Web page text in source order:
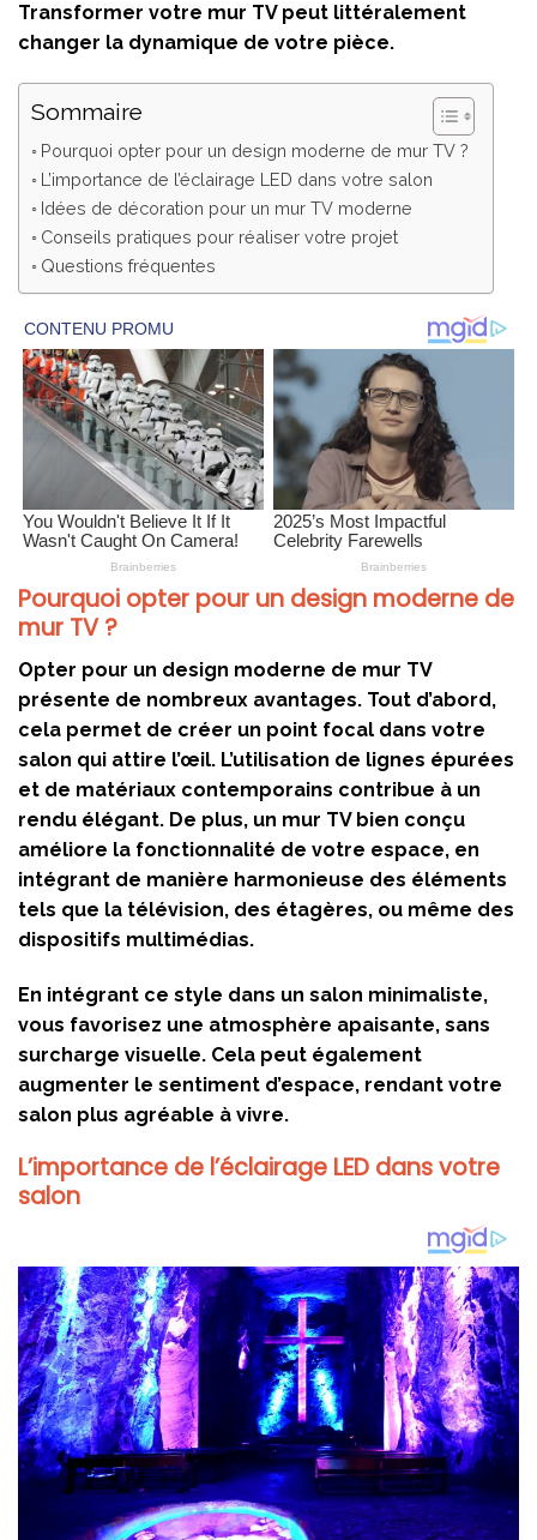
Transformer votre mur TV peut littéralement
changer la dynamique de votre pièce.
Sommaire
Pourquoi opter pour un design moderne de mur TV ?
L’importance de l’éclairage LED dans votre salon
Idées de décoration pour un mur TV moderne
Conseils pratiques pour réaliser votre projet
Questions fréquentes
Pourquoi opter pour un design moderne de
mur TV ?
Opter pour un design moderne de mur TV
présente de nombreux avantages. Tout d’abord,
cela permet de créer un point focal dans votre
salon qui attire l’œil. L’utilisation de lignes épurées
et de matériaux contemporains contribue à un
rendu élégant. De plus, un mur TV bien conçu
améliore la fonctionnalité de votre espace, en
intégrant de manière harmonieuse des éléments
tels que la télévision, des étagères, ou même des
dispositifs multimédias.
En intégrant ce style dans un salon minimaliste,
vous favorisez une atmosphère apaisante, sans
surcharge visuelle. Cela peut également
augmenter le sentiment d’espace, rendant votre
salon plus agréable à vivre.
L’importance de l’éclairage LED dans votre
salon